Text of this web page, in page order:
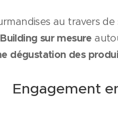
au travers
sur mesure
dégustation des
Engagement